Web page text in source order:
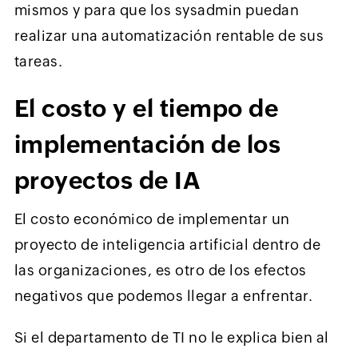
mismos y para que los sysadmin puedan
realizar una automatización rentable de sus
tareas.
El costo y el tiempo de
implementación de los
proyectos de IA
El costo económico de implementar un
proyecto de inteligencia artificial dentro de
las organizaciones, es otro de los efectos
negativos que podemos llegar a enfrentar.
Si el departamento de TI no le explica bien al